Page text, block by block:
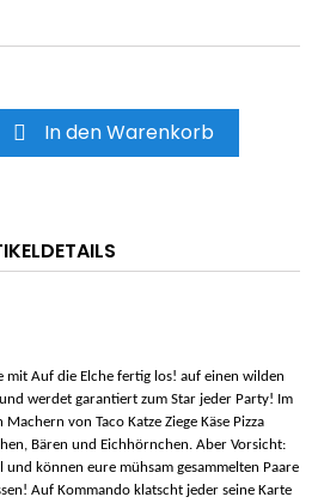
 In den Warenkorb
mit Auf die Elche fertig los! auf einen wilden
werdet garantiert zum Star jeder Party! Im
Machern von Taco Katze Ziege Käse Pizza
Bären und Eichhörnchen. Aber Vorsicht:
und können eure mühsam gesammelten Paare
Auf Kommando klatscht jeder seine Karte